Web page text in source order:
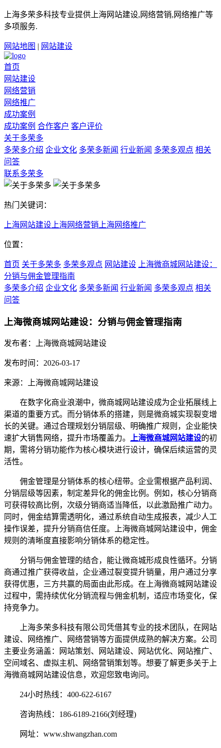
上海多荣多科技专业提供上海网站建设,网络营销,网络推广等
多项服务.
网站地图 | 网站建设
首页
网站建设
网络营销
网络推广
成功案例
成功案例 合作客户 客户评价
关于多荣多
多荣多介绍 企业文化 多荣多新闻 行业新闻 多荣多观点 相关
问答
联系多荣多
热门关键词：
上海网站建设 上海网络营销 上海网络推广
位置：
首页 关于多荣多 多荣多观点 网站建设
上海微商城网站建设：
分销与佣金管理指南
多荣多介绍 企业文化 多荣多新闻 行业新闻 多荣多观点 相关
问答
上海微商城网站建设：分销与佣金管理指南
发布者：上海微商城网站建设
发布时间：2026-03-17
来源：上海微商城网站建设
在数字化商业浪潮中，微商城网站建设成为企业拓展线上
渠道的重要方式。而分销体系的搭建，则是微商城实现裂变增
长的关键。通过合理规划分销层级、明确推广规则，企业能快
速扩大销售网络，提升市场覆盖力。 上海微商城网站建设的初
期，需将分销功能作为核心模块进行设计，确保后续运营的灵
活性。
佣金管理是分销体系的核心纽带。企业需根据产品利润、
分销层级等因素，制定差异化的佣金比例。例如，核心分销商
可获得较高比例，次级分销商适当降低，以此激励推广动力。
同时，佣金结算需透明化，通过系统自动生成报表，减少人工
操作误差，提升分销商信任度。上海微商城网站建设中，佣金
规则的清晰度直接影响分销体系的稳定性。
分销与佣金管理的结合，能让微商城形成良性循环。分销
商通过推广获得收益，企业通过裂变提升销量，用户通过分享
获得优惠，三方共赢的局面由此形成。在上海微商城网站建设
过程中，需持续优化分销流程与佣金机制，适应市场变化，保
持竞争力。
上海多荣多科技有限公司凭借其专业的技术团队，在网站
建设、网络推广、网络营销等方面提供成熟的解决方案。公司
主要业务涵盖：网站策划、网站建设、网站优化、网站推广、
空间域名、虚拟主机、网络营销策划等。想要了解更多关于上
海微商城网站建设信息，欢迎您致电询问。
24小时热线：400-622-6167
咨询热线：186-6189-2166(刘经理)
网址：www.shwangzhan.com